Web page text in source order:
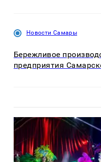
Новости Самары
Бережливое
предприятия